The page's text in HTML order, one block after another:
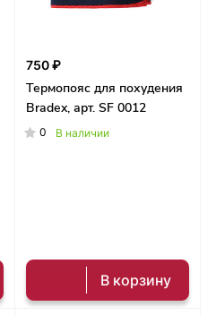
750 ₽
Термопояс для похудения
Bradex, арт. SF 0012
0 В наличии
В корзину